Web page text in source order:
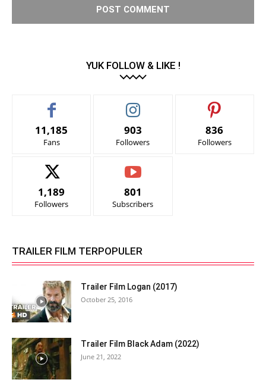
YUK FOLLOW & LIKE !
11,185
Fans
903
Followers
836
Followers
1,189
Followers
801
Subscribers
TRAILER FILM TERPOPULER
Trailer Film Logan (2017)
October 25, 2016
Trailer Film Black Adam (2022)
June 21, 2022